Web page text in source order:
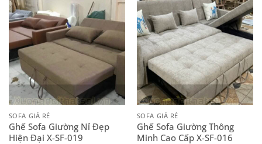
SOFA GIÁ RẺ
Ghế Sofa Giường Nỉ Đẹp
Hiện Đại X-SF-019
SOFA GIÁ RẺ
Ghế Sofa Giường Thông
Minh Cao Cấp X-SF-016